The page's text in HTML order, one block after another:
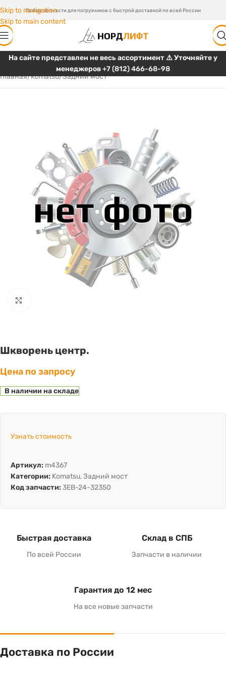
Skip to navigation
Skip to main content
Любые запчасти для погрузчиков с быстрой доставкой по всей России
На сайте представлен не весь ассортимент ⚠️ Уточняйте у
менеджеров+7 (812) 466-68-98
Главная/Komatsu/Задний мост
Шкворень центр.
Цена по запросу
В наличии на складе
Узнать стоимость
Артикул: m4367
Категории: Komatsu,Задний мост
Код запчасти: 3EB-24-32350
Быстрая доставка
По всей России
Склад в СПБ
Запчасти в наличии
Гарантия до 12 мес
На все новые запчасти
Доставка по России